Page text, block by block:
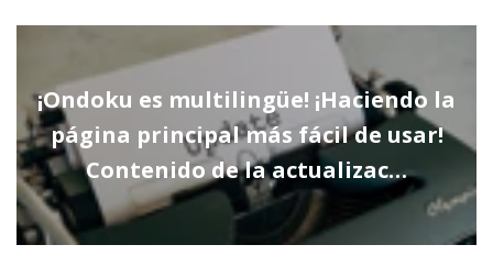
¡Ondoku es multilingüe! ¡Haciendo la
página principal más fácil de usar!
Contenido de la actualizac…